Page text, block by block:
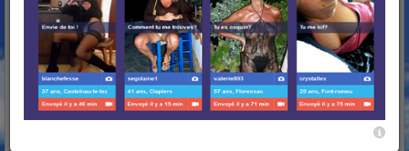
Favoris
Partager mes Photos
Bloquer
Signaler
un bon plan